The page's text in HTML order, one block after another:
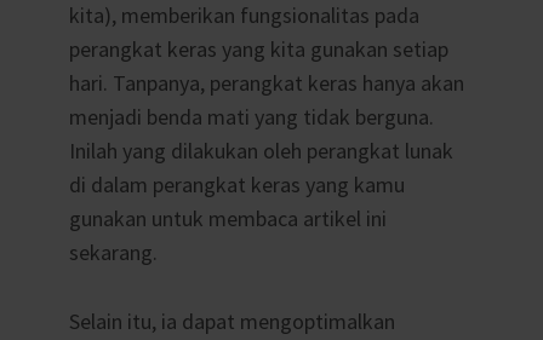
kita), memberikan fungsionalitas pada
perangkat keras yang kita gunakan setiap
hari. Tanpanya, perangkat keras hanya akan
menjadi benda mati yang tidak berguna.
Inilah yang dilakukan oleh perangkat lunak
di dalam perangkat keras yang kamu
gunakan untuk membaca artikel ini
sekarang.
Selain itu, ia dapat mengoptimalkan